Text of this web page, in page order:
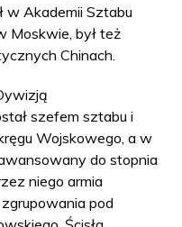
w Akademii Sztabu
Moskwie, był też
Chinach.
szefem sztabu i
Wojskowego, a w
do stopnia
niego armia
pod